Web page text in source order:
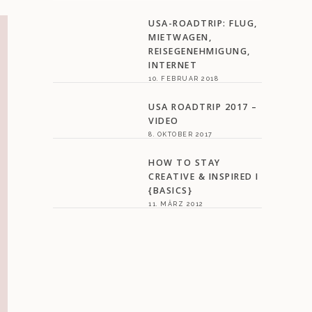
USA-ROADTRIP: FLUG,
MIETWAGEN,
REISEGENEHMIGUNG,
INTERNET
10. FEBRUAR 2018
USA ROADTRIP 2017 –
VIDEO
8. OKTOBER 2017
HOW TO STAY
CREATIVE & INSPIRED I
{BASICS}
11. MÄRZ 2012